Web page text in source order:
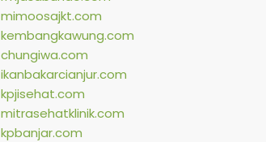
mimoosajkt.com
kembangkawung.com
chungiwa.com
ikanbakarcianjur.com
kpjisehat.com
mitrasehatklinik.com
kpbanjar.com